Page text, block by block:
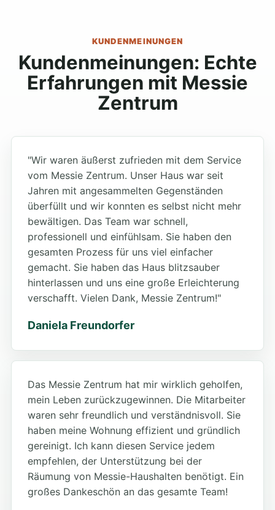
KUNDENMEINUNGEN
Kundenmeinungen: Echte
Erfahrungen mit Messie
Zentrum
"Wir waren äußerst zufrieden mit dem Service
vom Messie Zentrum. Unser Haus war seit
Jahren mit angesammelten Gegenständen
überfüllt und wir konnten es selbst nicht mehr
bewältigen. Das Team war schnell,
professionell und einfühlsam. Sie haben den
gesamten Prozess für uns viel einfacher
gemacht. Sie haben das Haus blitzsauber
hinterlassen und uns eine große Erleichterung
verschafft. Vielen Dank, Messie Zentrum!"
Daniela Freundorfer
Das Messie Zentrum hat mir wirklich geholfen,
mein Leben zurückzugewinnen. Die Mitarbeiter
waren sehr freundlich und verständnisvoll. Sie
haben meine Wohnung effizient und gründlich
gereinigt. Ich kann diesen Service jedem
empfehlen, der Unterstützung bei der
Räumung von Messie-Haushalten benötigt. Ein
großes Dankeschön an das gesamte Team!